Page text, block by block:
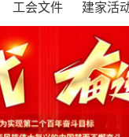
工会文件 建家活